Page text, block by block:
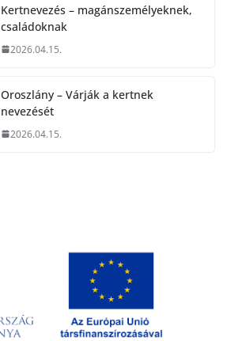
Kertnevezés – magánszemélyeknek,
családoknak
2026.04.15.
Oroszlány – Várják a kertnek
nevezését
2026.04.15.